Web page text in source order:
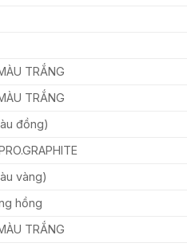
TRẮNG
TRẮNG
đồng)
vàng)
hồng
TRẮNG